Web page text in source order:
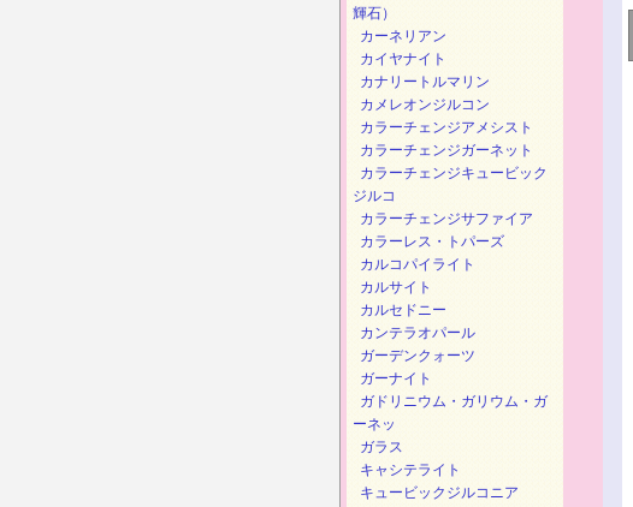
輝石）
カーネリアン
カイヤナイト
カナリートルマリン
カメレオンジルコン
カラーチェンジアメシスト
カラーチェンジガーネット
カラーチェンジキュービック
ジルコ
カラーチェンジサファイア
カラーレス・トパーズ
カルコパイライト
カルサイト
カルセドニー
カンテラオパール
ガーデンクォーツ
ガーナイト
ガドリニウム・ガリウム・ガ
ーネッ
ガラス
キャシテライト
キュービックジルコニア